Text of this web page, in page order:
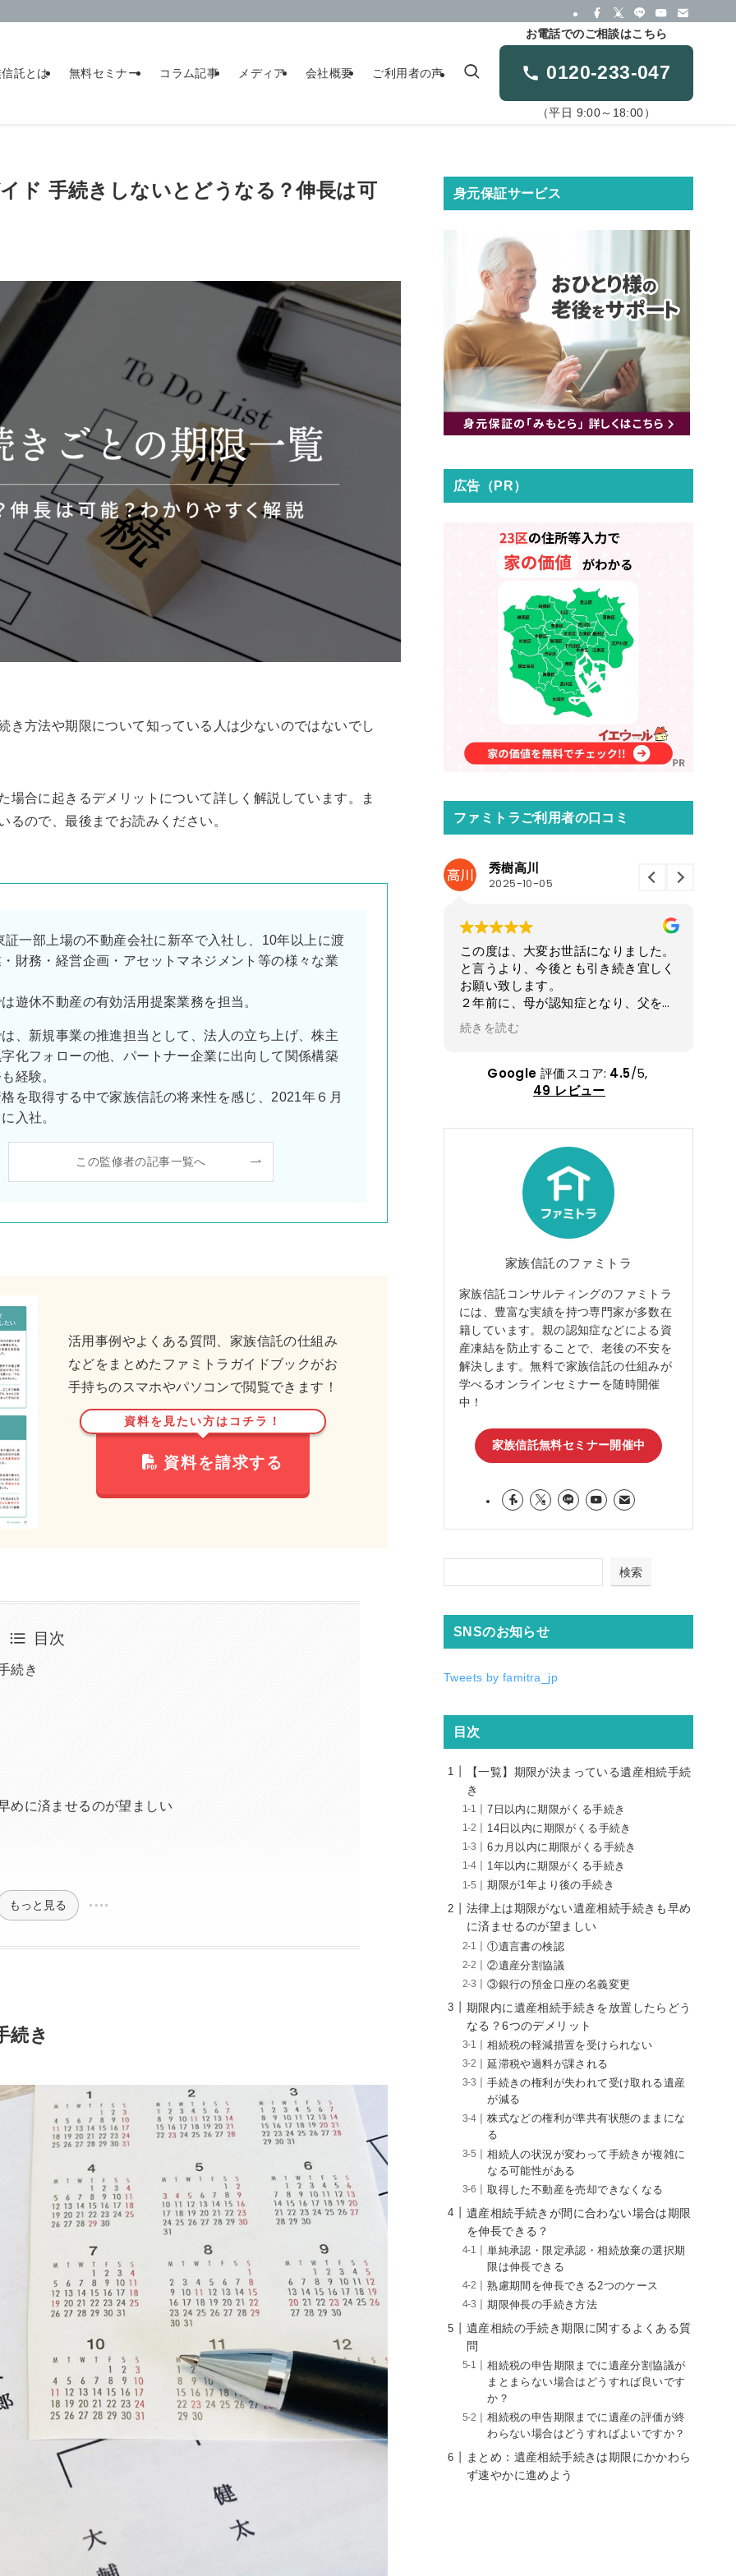
託とは 無料セミナー コラム記事 メディア 会社概要 ご利用者の声
お電話でのご相談はこちら
0120-233-047
（平日 9:00～18:00）
ド 手続きしないとどうなる？伸長は可
き方法や期限について知っている人は少ないのではないでし
合に起きるデメリットについて詳しく解説しています。ま
ので、最後までお読みください。
証一部上場の不動産会社に新卒で入社し、10年以上に渡
財務・経営企画・アセットマネジメント等の様々な業
遊休不動産の有効活用提案業務を担当。
、新規事業の推進担当として、法人の立ち上げ、株主
化フォローの他、パートナー企業に出向して関係構築
経験。
を取得する中で家族信託の将来性を感じ、2021年６月
入社。
この監修者の記事一覧へ
活用事例やよくある質問、家族信託の仕組み
などをまとめたファミトラガイドブックがお
手持ちのスマホやパソコンで閲覧できます！
資料を見たい方はコチラ！
資料を請求する
目次
続き
めに済ませるのが望ましい
もっと見る
続き
身元保証サービス
広告（PR）
ファミトラご利用者の口コミ
2026-06-15
おすすめしません。
人を物や金としか見ていない。
騙されました。気をつけて。
して表面を取り繕って使い捨て。そん
な会社は成長しないですよ。
分かりませんが、安心できる会社では
ないと感じました。
続きを読む
秀樹高川
2025-10-05
この度は、大変お世話になりました。
と言うより、今後とも引き続き宜しく
お願い致します。
２年前に、母が認知症となり、父をサ
ポートして来ましたが、父も廃業し、
母が施設に入ってからは父も物忘れが
た。昨年末からは通院や介護申請等の
手続きで色々な方に助けて頂きまし
族信託を知りファミトラさんにご相談
させて頂くことになりました。
当初は半信半疑の所もありましたが、
特にご担当頂いた阿部様には、些細な
疑問にも、家族間の問題にも一つ一つ
丁寧な対応を頂き、進めて行ける確信
を持つ事が出来ました。本当にありが
ご相談から２ヶ月余りで家族信託も成
立し、不安を一掃することが出来まし
た。何より、いつでも相談できる心強
い味方がファミトラさんであり、これ
までご担当頂いた皆様です。繰り返し
になりますが、今後ともどうぞ宜しく
お願い致します。
続きを読む
Google 評価スコア: 4.5/5,
49 レビュー
家族信託のファミトラ
家族信託コンサルティングのファミトラ
には、豊富な実績を持つ専門家が多数在
籍しています。親の認知症などによる資
産凍結を防止することで、老後の不安を
解決します。無料で家族信託の仕組みが
学べるオンラインセミナーを随時開催
中！
家族信託無料セミナー開催中
検索
SNSのお知らせ
Tweets by famitra_jp
目次
【一覧】期限が決まっている遺産相続手続
き
7日以内に期限がくる手続き
14日以内に期限がくる手続き
6カ月以内に期限がくる手続き
1年以内に期限がくる手続き
期限が1年より後の手続き
法律上は期限がない遺産相続手続きも早め
に済ませるのが望ましい
①遺言書の検認
②遺産分割協議
③銀行の預金口座の名義変更
期限内に遺産相続手続きを放置したらどう
なる？6つのデメリット
相続税の軽減措置を受けられない
延滞税や過料が課される
手続きの権利が失われて受け取れる遺産
が減る
株式などの権利が準共有状態のままにな
る
相続人の状況が変わって手続きが複雑に
なる可能性がある
取得した不動産を売却できなくなる
遺産相続手続きが間に合わない場合は期限
を伸長できる？
単純承認・限定承認・相続放棄の選択期
限は伸長できる
熟慮期間を伸長できる2つのケース
期限伸長の手続き方法
遺産相続の手続き期限に関するよくある質
問
相続税の申告期限までに遺産分割協議が
まとまらない場合はどうすれば良いです
か？
相続税の申告期限までに遺産の評価が終
わらない場合はどうすればよいですか？
まとめ：遺産相続手続きは期限にかかわら
ず速やかに進めよう